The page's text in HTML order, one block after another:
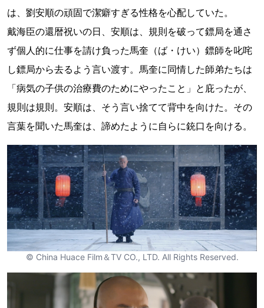
は、劉安順の頑固で潔癖すぎる性格を心配していた。
戴海臣の還暦祝いの日、安順は、規則を破って鏢局を通さ
ず個人的に仕事を請け負った馬奎（ば・けい）鏢師を叱咤
し鏢局から去るよう言い渡す。馬奎に同情した師弟たちは
「病気の子供の治療費のためにやったこと」と庇ったが、
規則は規則。安順は、そう言い捨てて背中を向けた。その
言葉を聞いた馬奎は、諦めたように自らに銃口を向ける。
© China Huace Film＆TV CO., LTD. All Rights Reserved.